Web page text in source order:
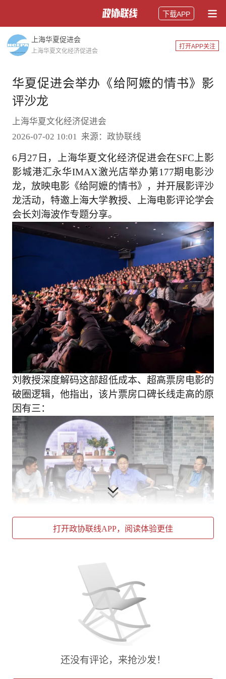
下载APP
上海华夏促进会
上海华夏文化经济促进会
打开APP关注
华夏促进会举办《给阿嬷的情书》影
评沙龙
上海华夏文化经济促进会
2026-07-02 10:01 来源：政协联线
6月27日，上海华夏文化经济促进会在SFC上影
影城港汇永华IMAX激光店举办第177期电影沙
龙，放映电影《给阿嬷的情书》，并开展影评沙
龙活动，特邀上海大学教授、上海电影评论学会
会长刘海波作专题分享。
刘教授深度解码这部超低成本、超高票房电影的
破圈逻辑，他指出，该片票房口碑长线走高的原
因有三：
上海大学教授、上海电影评论学会会长刘海波专题分享
一是固本，坚守真、善、美的创作根本。
足真实，采用潮汕方言，深度贴合时代背景；以
善意贯穿全篇，传递“有情有义”的中式价值观；
同时，以素人演员质朴自然的表演、温润厚重的
文字，用心打磨的配乐带给观众美学体验。刘教
授强调，唯有扎根真善美、坚守内容本心，才能
打开政协联线APP，阅读体验更佳
还没有评论，来抢沙发！